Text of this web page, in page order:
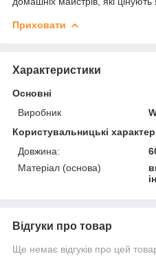
Приховати
Характеристики
Основні
Виробник
Користувальницькі
Довжина:
Матеріал (основа)
Відгуки про товар
Ще немає відгуків про цей